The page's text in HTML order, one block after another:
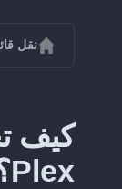
نقل
Plex؟